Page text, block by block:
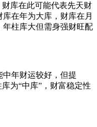
库在此可能代表先天财
在年为大库，财库在月
年柱库大但需身强财旺配
中年财运较好，但提
为“中库”，财富稳定性